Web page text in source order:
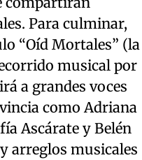
Para culminar,
“Oíd Mortales” (la
musical por
a grandes voces
como Adriana
Ascárate y Belén
arreglos musicales